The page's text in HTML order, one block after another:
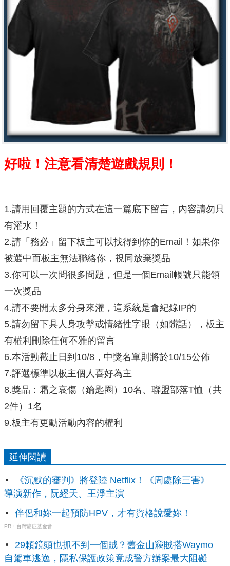
好啦！注意看清楚遊戲規則！
1.請用回覆主題的方式在這一篇底下留言，內容請勿只
有灌水！
2.請「務必」留下板主可以找得到你的Email！如果你
被選中而板主無法聯絡你，視同放棄獎品
3.你可以一次問很多問題，但是一個Email帳號只能領
一次獎品
4.請不要開太多分身來灌，這系統是會紀錄IP的
5.請勿留下具人身攻擊或情緒性字眼（如髒話），板主
有權利刪除任何不雅的留言
6.本活動截止日到10/8，中獎名單則將於10/15公佈
7.評選標準以板主個人喜好為主
8.獎品：霜之哀傷（鑰匙圈）10名、聯盟部落T恤（共
2件）1名
9.板主有更動活動內容的權利
延伸閱讀
《沉默的審判》將登陸 Netflix！《周處除三害》
導演新作，阮經天、王淨主演
伴侶和妳一起預防HPV，才有資格說愛妳！
PR・台灣癌症基金會
29顆鏡頭也抓不到一個賊？舊金山竊賊搭Waymo
自駕車逃逸，隱私保護政策竟成警方辦案最大阻礙